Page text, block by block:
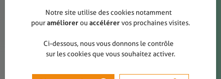
Qui sommes-nous ?
Rapports annuels
Contact
Presse
Notre site utilise des cookies notamment
pouraméliorerou accélérervos prochaines visites.
Ci-dessous, nous vous donnons le contrôle
sur les cookies que vous souhaitez activer.